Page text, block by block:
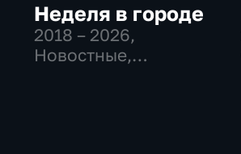
Неделя в городе
2018 – 2026,
Новостные,